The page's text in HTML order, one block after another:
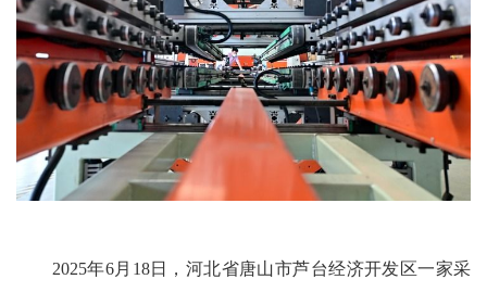
2025年6月18日，河北省唐山市芦台经济开发区一家采